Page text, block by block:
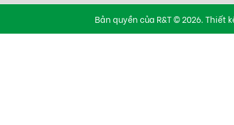
Bản quyền của R&T © 2026.Thiết